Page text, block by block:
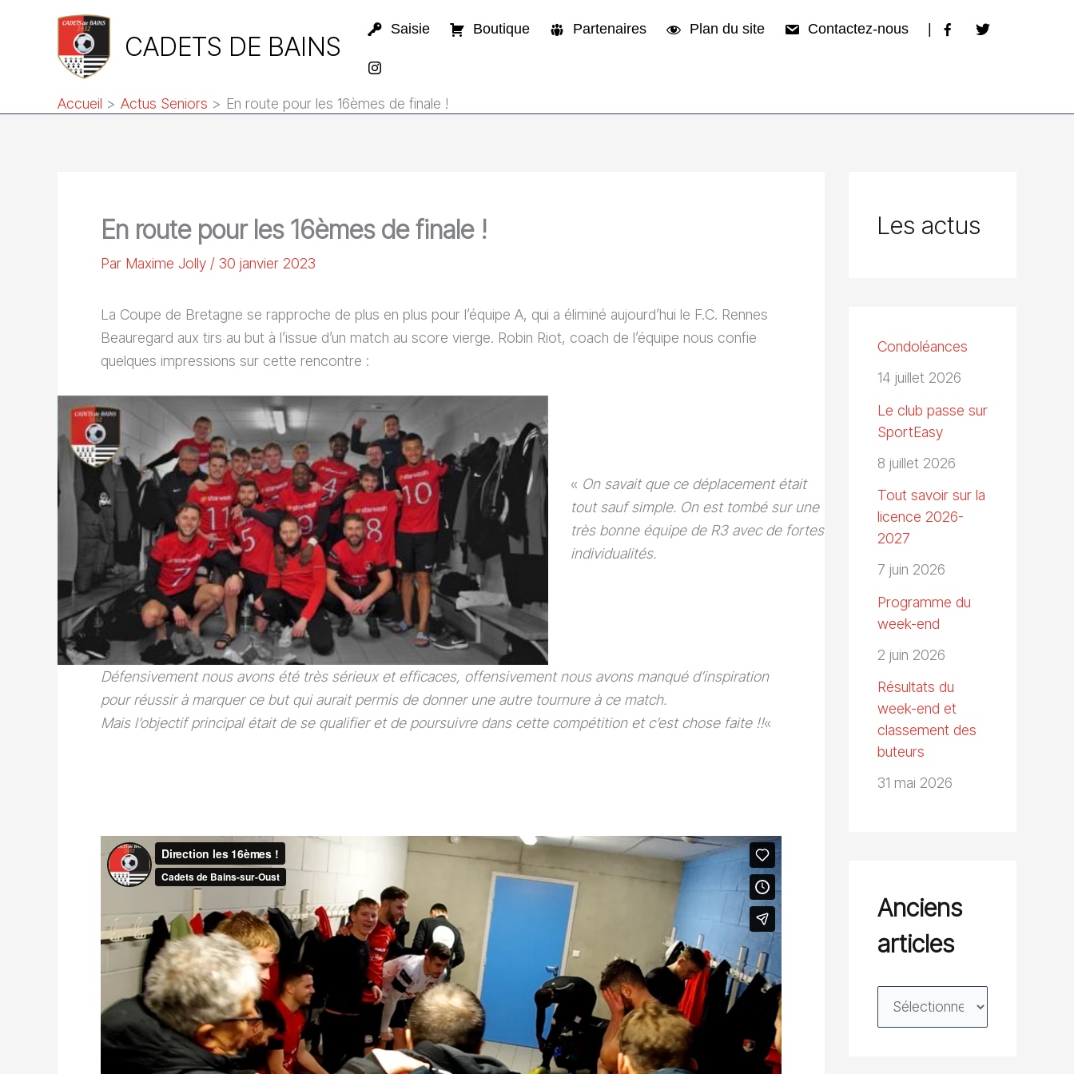
CADETS DE BAINS
Saisie Boutique Partenaires Plan du site Contactez-nous
Accueil Actus Seniors En route pour les 16èmes de finale !
En route pour les 16èmes de finale !
Par Maxime Jolly / 30 janvier 2023
La Coupe de Bretagne se rapproche de plus en plus pour l’équipe A, qui a éliminé aujourd’hui le F.C. Rennes
Beauregard aux tirs au but à l’issue d’un match au score vierge. Robin Riot, coach de l’équipe nous confie
quelques impressions sur cette rencontre :
« On savait que ce déplacement était
tout sauf simple. On est tombé sur une
très bonne équipe de R3 avec de fortes
individualités.
Défensivement nous avons été très sérieux et efficaces, offensivement nous avons manqué d’inspiration
pour réussir à marquer ce but qui aurait permis de donner une autre tournure à ce match.
Mais l’objectif principal était de se qualifier et de poursuivre dans cette compétition et c’est chose faite !!«
Les actus
Condoléances
14 juillet 2026
Le club passe sur
SportEasy
8 juillet 2026
Tout savoir sur la
licence 2026-
2027
7 juin 2026
Programme du
week-end
2 juin 2026
Résultats du
week-end et
classement des
buteurs
31 mai 2026
Anciens
articles
n